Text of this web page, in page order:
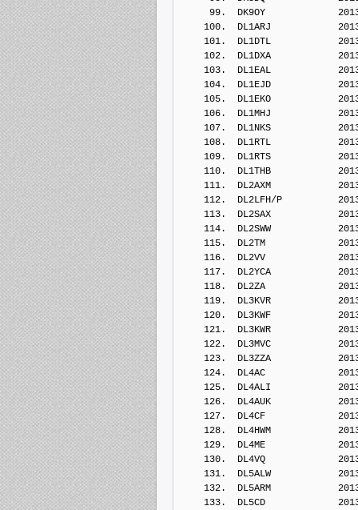
99.  DK9OY
100.  DL1ARJ
101.  DL1DTL
102.  DL1DXA
103.  DL1EAL
104.  DL1EJD
105.  DL1EKO
106.  DL1MHJ
107.  DL1NKS
108.  DL1RTL
109.  DL1RTS
110.  DL1THB
111.  DL2AXM
112.  DL2LFH/P
113.  DL2SAX
114.  DL2SWW
115.  DL2TM
116.  DL2VV
117.  DL2YCA
118.  DL2ZA
119.  DL3KVR
120.  DL3KWF
121.  DL3KWR
122.  DL3MVC
123.  DL3ZZA
124.  DL4AC
125.  DL4ALI
126.  DL4AUK
127.  DL4CF
128.  DL4HWM
129.  DL4ME
130.  DL4VQ
131.  DL5ALW
132.  DL5ARM
133.  DL5CD